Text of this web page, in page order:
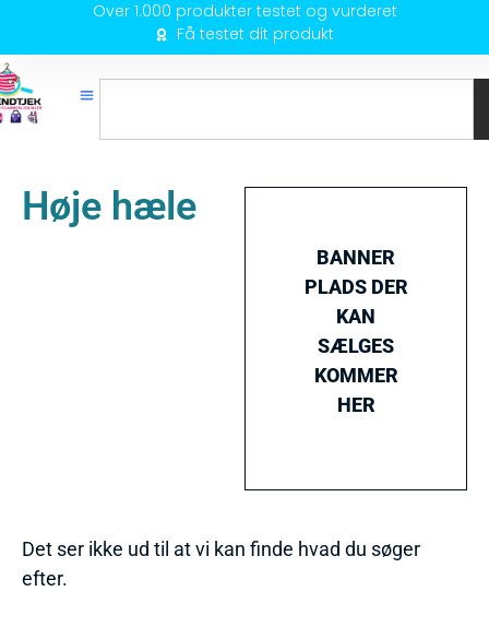
Over 1.000 produkter testet og vurderet
Få testet dit produkt
Høje hæle
BANNER
PLADS DER
KAN
SÆLGES
KOMMER
HER
Det ser ikke ud til at vi kan finde hvad du søger
efter.